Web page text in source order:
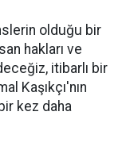
olduğu bir
hakları ve
itibarlı bir
Kaşıkçı'nın
kez daha